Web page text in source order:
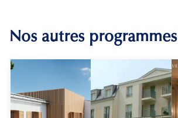
Nos autres programmes